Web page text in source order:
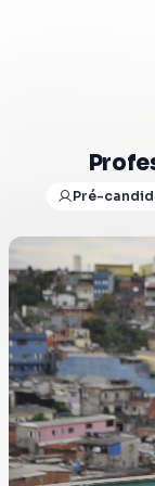
Pré-